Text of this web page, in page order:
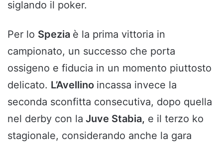
siglando il poker.
Per lo Spezia è la prima vittoria in
campionato, un successo che porta
ossigeno e fiducia in un momento piuttosto
delicato. L’Avellino incassa invece la
seconda sconfitta consecutiva, dopo quella
nel derby con la Juve Stabia, e il terzo ko
stagionale, considerando anche la gara